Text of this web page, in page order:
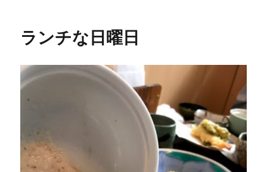
ランチな日曜日